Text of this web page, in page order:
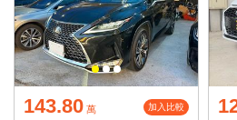
143.80 萬 加入比較